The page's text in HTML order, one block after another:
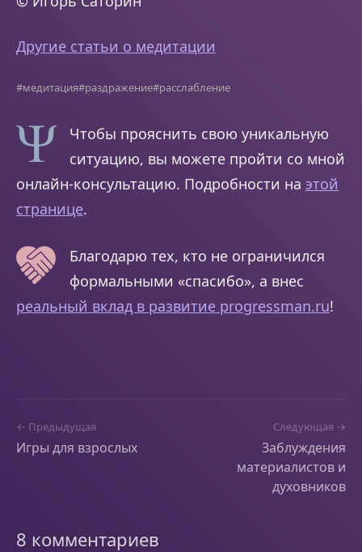
Другие статьи о медитации
#медитация#раздражение#расслабление
Чтобы прояснить свою уникальную
ситуацию, вы можете пройти со мной
онлайн-консультацию. Подробности на этой
странице.
Благодарю тех, кто не ограничился
формальными «спасибо», а внес
реальный вклад в развитие progressman.ru!
← Предыдущая
Игры для взрослых
Следующая →
Заблуждения
материалистов и
духовников
8 комментариев